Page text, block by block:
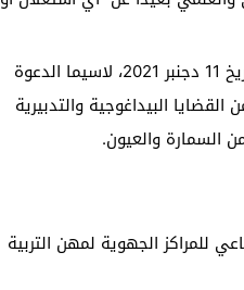
تثمينه لمخرجات اجتماع مجلس الفرع الجهوي المنعقد بتاريخ 11 دجنبر 2021، لاسيما الدعوة
البيداغوجية والتدبيرية
السمارة والعيون.
للمراكز الجهوية لمهن التربية